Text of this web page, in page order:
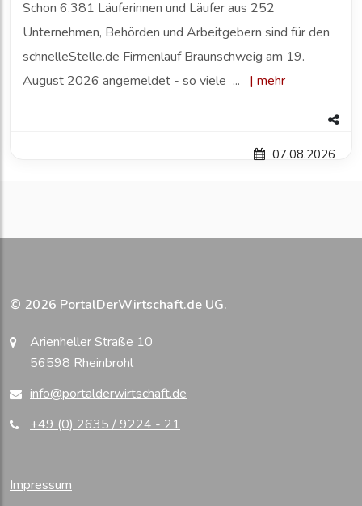
Schon 6.381 Läuferinnen und Läufer aus 252
Unternehmen, Behörden und Arbeitgebern sind für den
schnelleStelle.de Firmenlauf Braunschweig am 19.
August 2026 angemeldet - so viele ...
| mehr
07.08.2026
© 2026 PortalDerWirtschaft.de UG.
Arienheller Straße 10
56598 Rheinbrohl
info@portalderwirtschaft.de
+49 (0) 2635 / 9224 - 21
Impressum